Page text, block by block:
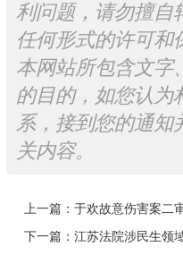
利问题，请勿擅自
任何形式的许可和
本网站所包含文字
的目的，如您认为
系，接到您的通知
关内容。
上一篇： 于欢故意伤害案二
下一篇： 江苏法院涉民生领